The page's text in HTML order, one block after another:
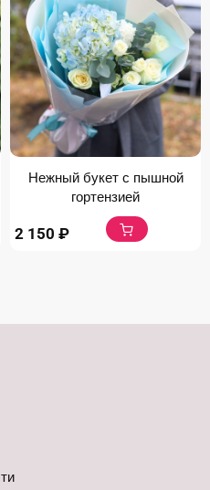
Нежный букет с пышной
гортензией
2 150 ₽